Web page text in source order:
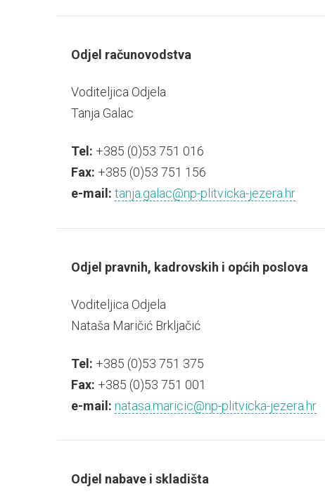
Odjel računovodstva
Voditeljica Odjela
Tanja Galac
Tel: +385 (0)53 751 016
Fax: +385 (0)53 751 156
e-mail: tanja.galac@np-plitvicka-jezera.hr
Odjel pravnih, kadrovskih i općih poslova
Voditeljica Odjela
Nataša Maričić Brkljačić
Tel: +385 (0)53 751 375
Fax: +385 (0)53 751 001
e-mail: natasa.maricic@np-plitvicka-jezera.hr
Odjel nabave i skladišta